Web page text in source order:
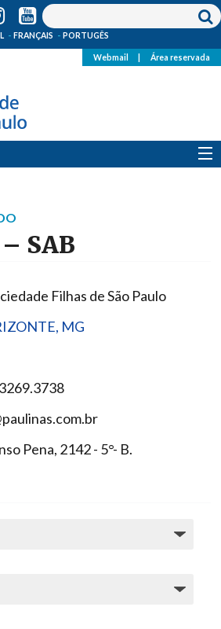
FRANÇAIS PORTUGÊS
Webmail Área reservada
SAB
Filhas de São Paulo
MG
Pena, 2142 - 5°- B.